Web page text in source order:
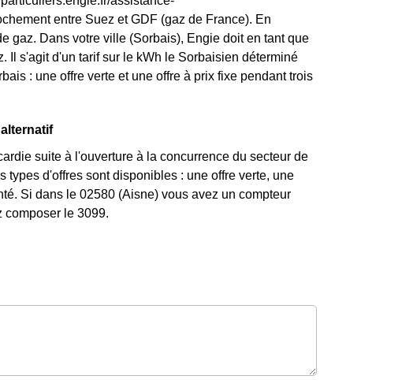
entre Suez et GDF (gaz de France). En
gaz. Dans votre ville (Sorbais), Engie doit en tant que
Il s'agit d'un tarif sur le kWh le Sorbaisien déterminé
: une offre verte et une offre à prix fixe pendant trois
suite à l'ouverture à la concurrence du secteur de
types d'offres sont disponibles : une offre verte, une
Si dans le 02580 (Aisne) vous avez un compteur
composer le 3099.